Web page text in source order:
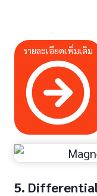
รายละเอียดเพิ่มเติม
5.